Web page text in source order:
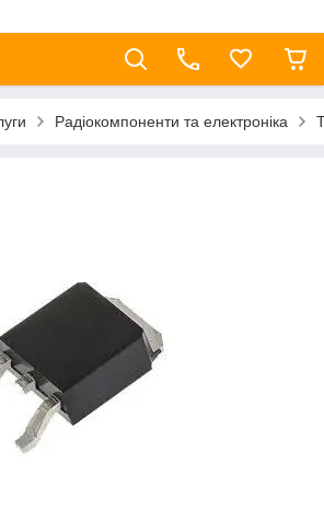
Радіокомпоненти та електроніка